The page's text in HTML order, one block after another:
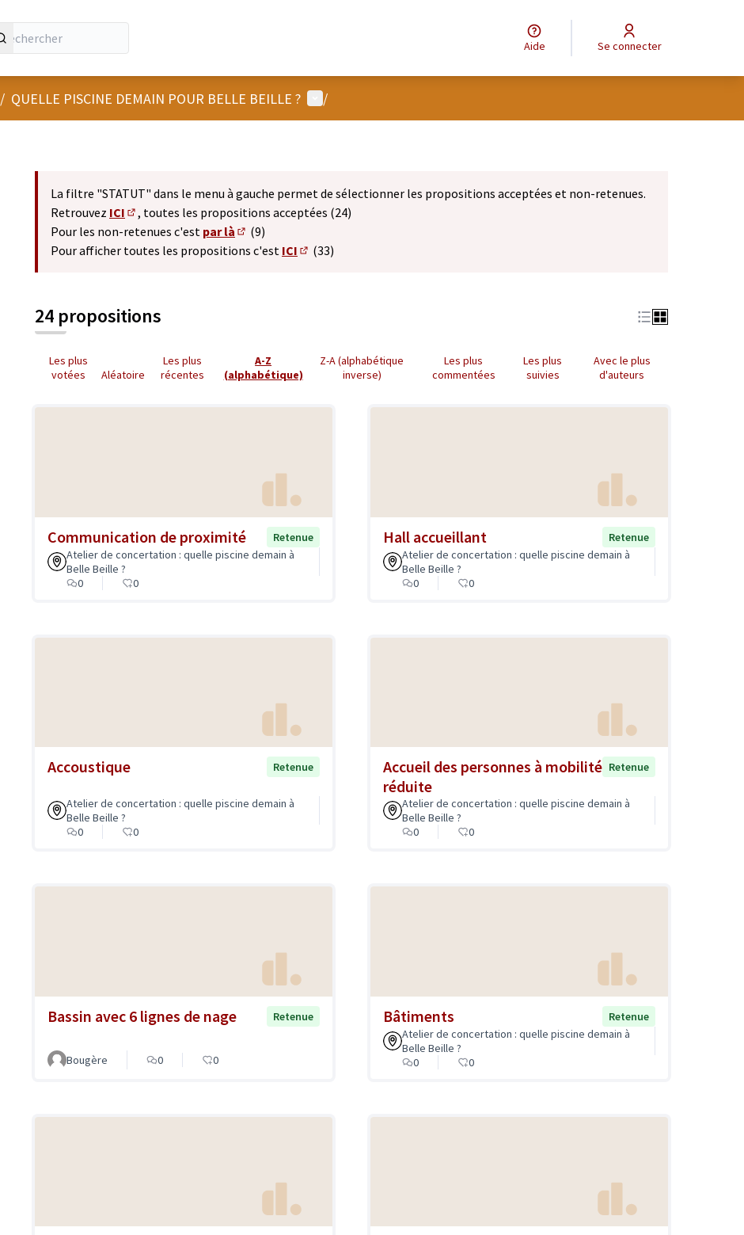
Aide Se connecter
/ QUELLE PISCINE DEMAIN POUR BELLE BEILLE ? Menu utilisateur
/
La filtre "STATUT" dans le menu à gauche permet de sélectionner les propositions acceptées et non-retenues.
Retrouvez ICI
(S'ouvre dans un nouvel onglet)
, toutes les propositions acceptées (24)
Pour les non-retenues c'est par là
(S'ouvre dans un nouvel onglet)
(9)
Pour afficher toutes les propositions c'est ICI
(33)
24 propositions
Les plus
votées
Aléatoire
Les plus
récentes
A-Z
(alphabétique)
Z-A (alphabétique
inverse)
Les plus
commentées
Les plus
suivies
Avec le plus
d'auteurs
Communication de proximité
Retenue
Atelier de concertation : quelle piscine demain à
Belle Beille ?
0
0
Hall accueillant
Retenue
Atelier de concertation : quelle piscine demain à
Belle Beille ?
0
0
Accoustique Retenue
Atelier de concertation : quelle piscine demain à
Belle Beille ?
0
0
Accueil des personnes à mobilité
réduite
Retenue
Atelier de concertation : quelle piscine demain à
Belle Beille ?
0
0
Bassin avec 6 lignes de nage Retenue
Bougère 0 0
Bâtiments
Retenue
Atelier de concertation : quelle piscine demain à
Belle Beille ?
0
0